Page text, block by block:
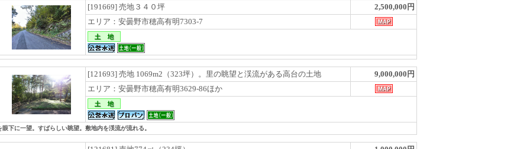
[191669] 売地３４０坪
2,500,000円
エリア：安曇野市穂高有明7303-7
[121693] 売地 1069m2（323坪）。里の眺望と渓流がある高台の土地
9,000,000円
エリア：安曇野市穂高有明3629-86ほか
眼下に一望。すばらしい眺望。敷地内を渓流が流れる。